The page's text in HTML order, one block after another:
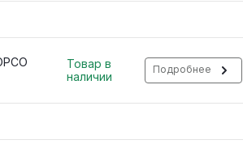
Товар в
наличии
Подробнее